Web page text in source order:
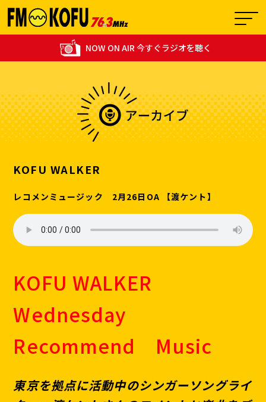
19:00 - 20:00
週刊Nobbyタイムズ
NOW ON AIR 今すぐラジオを聴く
KOFU WALKER
レコメンミュージック 2月26日OA 【渡ケント】
KOFU WALKER
Wednesday
Recommend Music
東京を拠点に活動中のシンガーソングライ